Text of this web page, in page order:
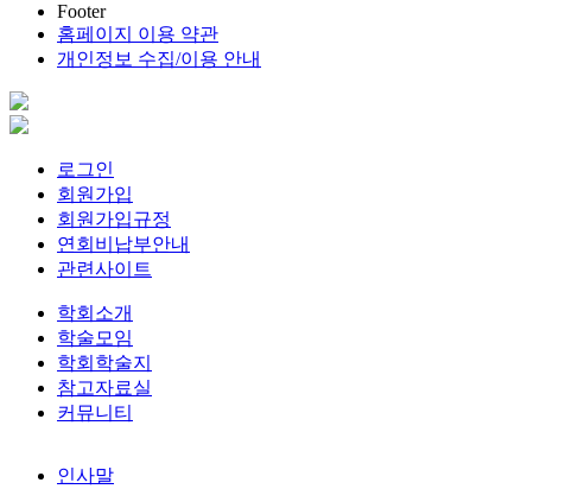
Footer
홈페이지 이용 약관
개인정보 수집/이용 안내
로그인
회원가입
회원가입규정
연회비납부안내
관련사이트
학회소개
학술모임
학회학술지
참고자료실
커뮤니티
인사말